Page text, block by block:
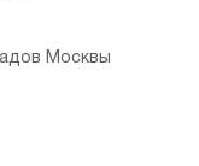
Москвы